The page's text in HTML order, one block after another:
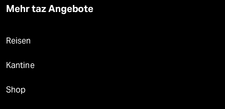
Mehr taz Angebote
Reisen
Kantine
Shop